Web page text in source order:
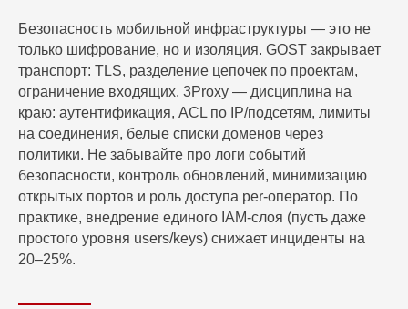
Безопасность мобильной инфраструктуры — это не
только шифрование, но и изоляция. GOST закрывает
транспорт: TLS, разделение цепочек по проектам,
ограничение входящих. 3Proxy — дисциплина на
краю: аутентификация, ACL по IP/подсетям, лимиты
на соединения, белые списки доменов через
политики. Не забывайте про логи событий
безопасности, контроль обновлений, минимизацию
открытых портов и роль доступа per-оператор. По
практике, внедрение единого IAM-слоя (пусть даже
простого уровня users/keys) снижает инциденты на
20–25%.